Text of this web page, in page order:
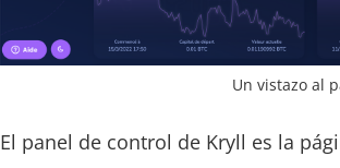
Un vistazo al
El panel de control de Kryll es la